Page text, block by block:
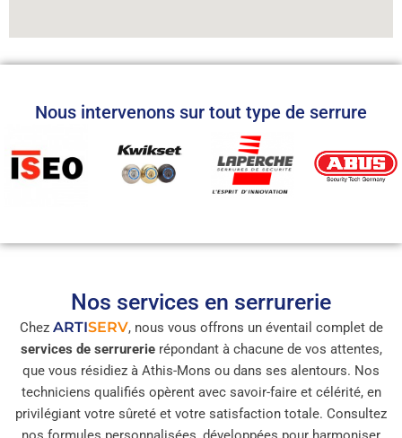
Nous intervenons sur tout type de serrure
Nos services en serrurerie
Chez ARTISERV, nous vous offrons un éventail complet de
services de serrurerierépondant à chacune de vos attentes,
que vous résidiez à Athis-Mons ou dans ses alentours. Nos
techniciens qualifiés opèrent avec savoir-faire et célérité, en
privilégiant votre sûreté et votre satisfaction totale. Consultez